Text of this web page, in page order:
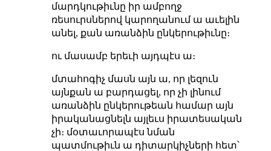
մարդկութիւնը իր ամբողջ
ռեսուրսներով կարողանում ա աւելին
անել, քան առանձին ընկերութիւնը։
ու մասամբ երեւի այդպէս ա։
մտահոգիչ մասն այն ա, որ լեզուն
այնքան ա բարդացել, որ չի լինում
առանձին ընկերութեան համար այն
իրականացնելն այլեւս իրատեսական
չի։ մօտաւորապէս նման
պատմութիւն ա դիտարկիչների հետ՝